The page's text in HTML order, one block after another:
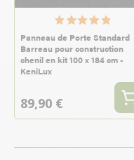
Panneau de Porte Standard
Barreau pour construction
chenil en kit 100 x 184 cm -
KeniLux
89,90 €